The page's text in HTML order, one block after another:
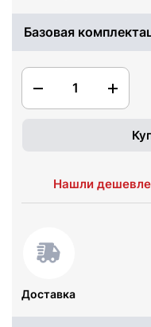
Базовая
1
Нашли
Доставка